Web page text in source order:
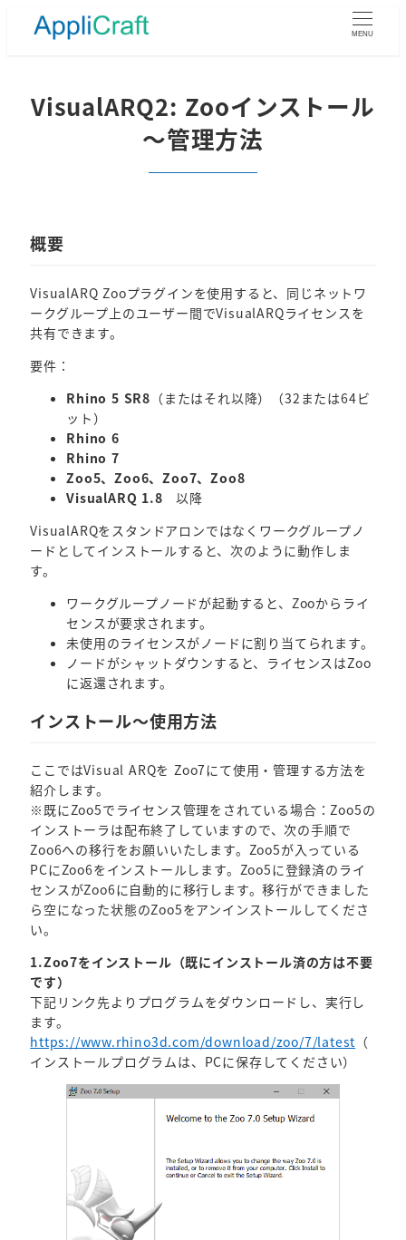
MENU
VisualARQ2: Zooインストール
～管理方法
概要
VisualARQ Zooプラグインを使用すると、同じネットワ
ークグループ上のユーザー間でVisualARQライセンスを
共有できます。
要件：
Rhino 5 SR8 （またはそれ以降）（32または64ビ
ット）
Rhino 6
Rhino 7
Zoo5、Zoo6、Zoo7、Zoo8
VisualARQ 1.8 以降
VisualARQをスタンドアロンではなくワークグループノ
ードとしてインストールすると、次のように動作しま
す。
ワークグループノードが起動すると、Zooからライ
センスが要求されます。
未使用のライセンスがノードに割り当てられます。
ノードがシャットダウンすると、ライセンスはZoo
に返還されます。
インストール～使用方法
ここではVisual ARQを Zoo7にて使用・管理する方法を
紹介します。
※既にZoo5でライセンス管理をされている場合：Zoo5の
インストーラは配布終了していますので、次の手順で
Zoo6への移行をお願いいたします。Zoo5が入っている
PCにZoo6をインストールします。Zoo5に登録済のライ
センスがZoo6に自動的に移行します。移行ができました
ら空になった状態のZoo5をアンインストールしてくださ
い。
1.Zoo7をインストール（既にインストール済の方は不要
です）
下記リンク先よりプログラムをダウンロードし、実行し
ます。
https://www.rhino3d.com/download/zoo/7/latest （
インストールプログラムは、PCに保存してください）